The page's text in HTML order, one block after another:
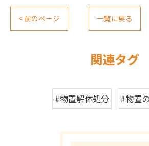
< 前のページ 一覧に戻る
関連タグ
#物置解体処分 #物置